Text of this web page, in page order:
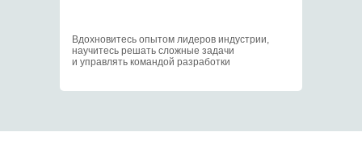
Вдохновитесь опытом лидеров индустрии,
научитесь решать сложные задачи
и управлять командой разработки